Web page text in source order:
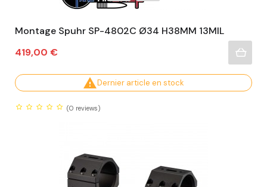
Montage Spuhr SP-4802C Ø34 H38MM 13MIL
Prix
419,00 €
Dernier article en stock
(0 reviews)